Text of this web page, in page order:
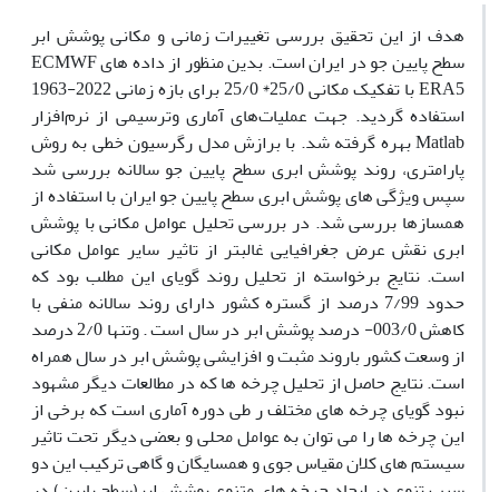
هدف از این تحقیق بررسی تغییرات زمانی و مکانی پوشش ابر
سطح پایین جو در ایران است. بدین منظور از داده های ECMWF
ERA5 با تفکیک مکانی 25/0* 25/0 برای بازه زمانی 2022-1963
استفاده گردید. جهت عملیات‌های آماری وترسیمی از نرم‌افزار
Matlab بهره گرفته شد. با برازش مدل رگرسیون خطی به روش
پارامتری، روند پوشش ابری سطح پایین جو سالانه بررسی شد
سپس ویژگی های پوشش ابری سطح پایین جو ایران با استفاده از
همسازها بررسی شد. در بررسی تحلیل عوامل مکانی با پوشش
ابری نقش عرض جغرافیایی غالبتر از تاثیر سایر عوامل مکانی
است. نتایج برخواسته از تحلیل روند گویای این مطلب بود که
حدود 7/99 درصد از گستره کشور دارای روند سالانه منفی با
کاهش 003/0- درصد پوشش ابر در سال است . وتنها 2/0 درصد
از وسعت کشور باروند مثبت و افزایشی پوشش ابر در سال همراه
است. نتایج حاصل از تحلیل چرخه ها که در مطالعات دیگر مشهود
نبود گویای چرخه های مختلف ر طی دوره آماری است که برخی از
این چرخه ها را می توان به عوامل محلی و بعضی دیگر تحت تاثیر
سیستم های کلان مقیاس جوی و همسایگان و گاهی ترکیب این دو